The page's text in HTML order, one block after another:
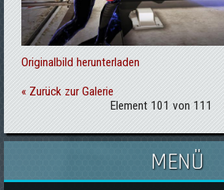
Originalbild herunterladen
« Zurück zur Galerie
Element 101 von 111
MENÜ